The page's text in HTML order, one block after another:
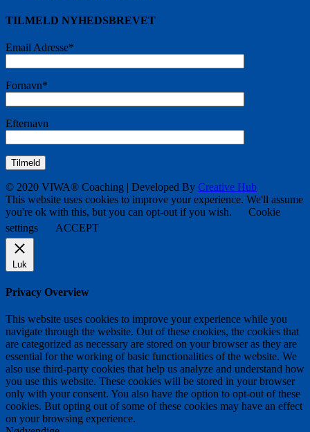
TILMELD NYHEDSBREVET
Email Adresse*
Fornavn*
Efternavn
© 2020 VIWA® Coaching | Developed By Creative Hub
This website uses cookies to improve your experience. We'll assume
you're ok with this, but you can opt-out if you wish.
Cookie
settings
ACCEPT
Luk
Privacy Overview
This website uses cookies to improve your experience while you
navigate through the website. Out of these cookies, the cookies that
are categorized as necessary are stored on your browser as they are
essential for the working of basic functionalities of the website. We
also use third-party cookies that help us analyze and understand how
you use this website. These cookies will be stored in your browser
only with your consent. You also have the option to opt-out of these
cookies. But opting out of some of these cookies may have an effect
on your browsing experience.